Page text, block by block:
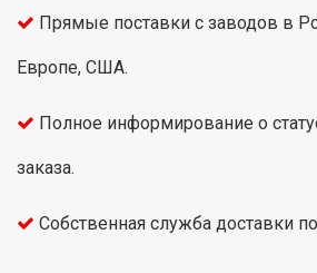
Прямые поставки с заводов в
Европе, США.
Полное информирование о
заказа.
Собственная служба доставки